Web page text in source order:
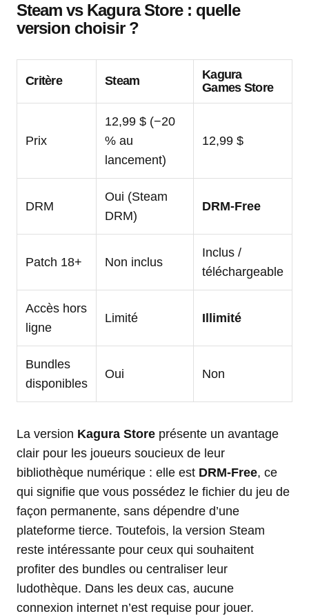
Steam vs Kagura Store : quelle
version choisir ?
Critère Steam
Kagura
Games Store
Prix
12,99 $ (−20
% au
lancement)
12,99 $
DRM
Oui (Steam
DRM)
DRM-Free
Patch 18+ Non inclus
Inclus /
téléchargeable
Accès hors
ligne
Limité Illimité
Bundles
disponibles
Oui Non
La version Kagura Store présente un avantage
clair pour les joueurs soucieux de leur
bibliothèque numérique : elle est DRM-Free, ce
qui signifie que vous possédez le fichier du jeu de
façon permanente, sans dépendre d’une
plateforme tierce. Toutefois, la version Steam
reste intéressante pour ceux qui souhaitent
profiter des bundles ou centraliser leur
ludothèque. Dans les deux cas, aucune
connexion internet n’est requise pour jouer.